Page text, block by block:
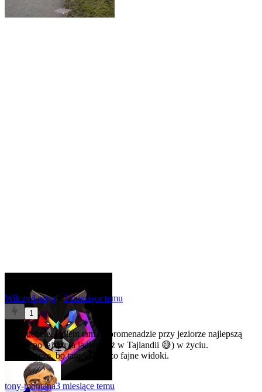
WilczyApetyt★3 miesiące temu
1
O kurdebele, jadłem tam na promenadzie przy jeziorze najlepszą
kaczkę po tajsku (a jadłem też w Tajlandii 😅) w życiu.
Zazdroszczę, bo tam są bardzo fajne widoki.
tony-montana3 miesiące temu